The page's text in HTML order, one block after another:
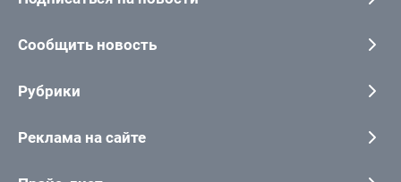
Сообщить новость
Рубрики
Реклама на сайте